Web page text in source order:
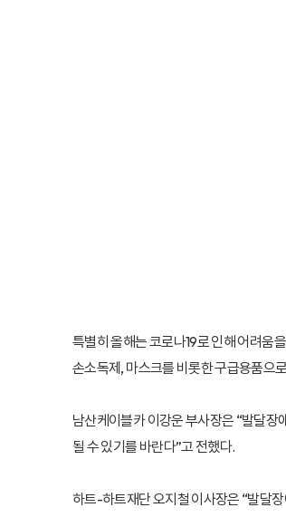
특별히 올해는 코로나19로 인해 어려움
손소독제, 마스크를 비롯한 구급용품으
남산케이블카 이강운 부사장은 “발달장
될 수 있기를 바란다”고 전했다.
하트-하트재단 오지철 이사장은 “발달